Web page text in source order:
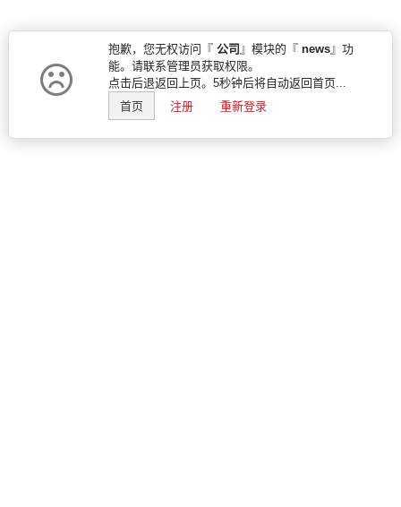
抱歉，您无权访问『 公司 』模块的『 news』功
能。请联系管理员获取权限。
点击后退返回上页。5秒钟后将自动返回首页...
首页 注册 重新登录